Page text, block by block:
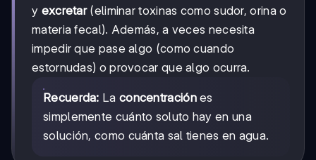
y excretar(eliminar toxinas como sudor, orina o
materia fecal). Además, a veces necesita
impedir que pase algo (como cuando
estornudas) o provocar que algo ocurra.
Recuerda: La concentraciónes
simplemente cuánto soluto hay en una
solución, como cuánta sal tienes en agua.